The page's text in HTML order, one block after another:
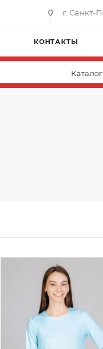
г. Санкт-
КОНТАКТЫ
Каталог